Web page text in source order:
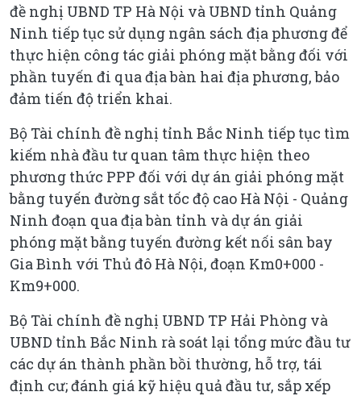
đề nghị UBND TP Hà Nội và UBND tỉnh Quảng
Ninh tiếp tục sử dụng ngân sách địa phương để
thực hiện công tác giải phóng mặt bằng đối với
phần tuyến đi qua địa bàn hai địa phương, bảo
đảm tiến độ triển khai.
Bộ Tài chính đề nghị tỉnh Bắc Ninh tiếp tục tìm
kiếm nhà đầu tư quan tâm thực hiện theo
phương thức PPP đối với dự án giải phóng mặt
bằng tuyến đường sắt tốc độ cao Hà Nội - Quảng
Ninh đoạn qua địa bàn tỉnh và dự án giải
phóng mặt bằng tuyến đường kết nối sân bay
Gia Bình với Thủ đô Hà Nội, đoạn Km0+000 -
Km9+000.
Bộ Tài chính đề nghị UBND TP Hải Phòng và
UBND tỉnh Bắc Ninh rà soát lại tổng mức đầu tư
các dự án thành phần bồi thường, hỗ trợ, tái
định cư; đánh giá kỹ hiệu quả đầu tư, sắp xếp